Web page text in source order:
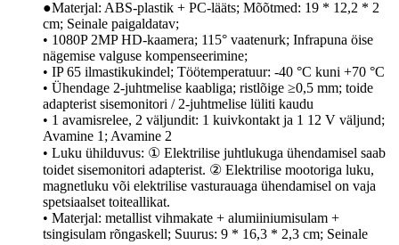
●Materjal: ABS-plastik + PC-lääts; Mõõtmed: 19 * 12,2 * 2
cm; Seinale paigaldatav;
• 1080P 2MP HD-kaamera; 115° vaatenurk; Infrapuna öise
nägemise valguse kompenseerimine;
• IP 65 ilmastikukindel; Töötemperatuur: -40 °C kuni +70 °C
• Ühendage 2-juhtmelise kaabliga; ristlõige ≥0,5 mm; toide
adapterist sisemonitori / 2-juhtmelise lüliti kaudu
• 1 avamisrelee, 2 väljundit: 1 kuivkontakt ja 1 12 V väljund;
Avamine 1; Avamine 2
• Luku ühilduvus: ① Elektrilise juhtlukuga ühendamisel saab
toidet sisemonitori adapterist. ② Elektrilise mootoriga luku,
magnetluku või elektrilise vasturauaga ühendamisel on vaja
spetsiaalset toiteallikat.
• Materjal: metallist vihmakate + alumiiniumisulam +
tsingisulam rõngaskell; Suurus: 9 * 16,3 * 2,3 cm; Seinale